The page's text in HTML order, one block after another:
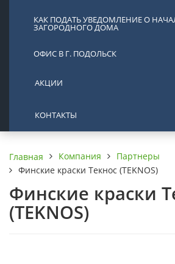
КАК ПОДАТЬ УВЕДОМЛЕНИЕ О
ЗАГОРОДНОГО ДОМА
ОФИС В Г. ПОДОЛЬСК
АКЦИИ
КОНТАКТЫ
Главная Компания
Партнеры
Финские краски Текнос (TEKNOS)
Финские краски
(TEKNOS)